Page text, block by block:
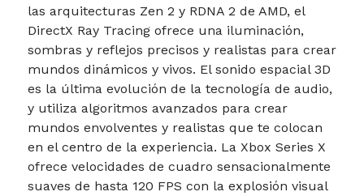
las arquitecturas Zen 2 y RDNA 2 de AMD, el
DirectX Ray Tracing ofrece una iluminación,
sombras y reflejos precisos y realistas para crear
mundos dinámicos y vivos. El sonido espacial 3D
es la última evolución de la tecnología de audio,
y utiliza algoritmos avanzados para crear
mundos envolventes y realistas que te colocan
en el centro de la experiencia. La Xbox Series X
ofrece velocidades de cuadro sensacionalmente
suaves de hasta 120 FPS con la explosión visual